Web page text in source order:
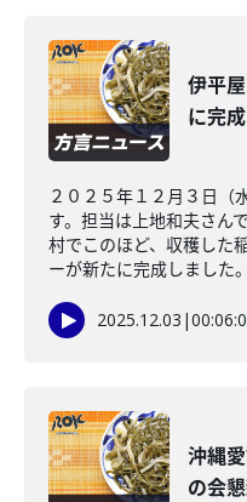
伊平
に完成
２０２５年１２月３日（
す。担当は上地和夫さん
村でこのほど、収穫した
ーが新たに完成しました
2025.12.03 |
沖縄
の会